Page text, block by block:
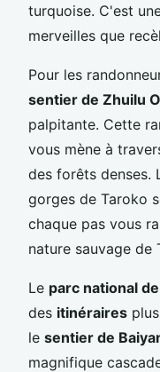
turquoise. C'est
merveilles que
Pour les
sentier de Zhuilu
palpitante. Cette
vous mène à
des forêts denses.
gorges de Taroko
chaque pas vous
nature sauvage de
Le parc national
des itinéraires
le sentier de
magnifique